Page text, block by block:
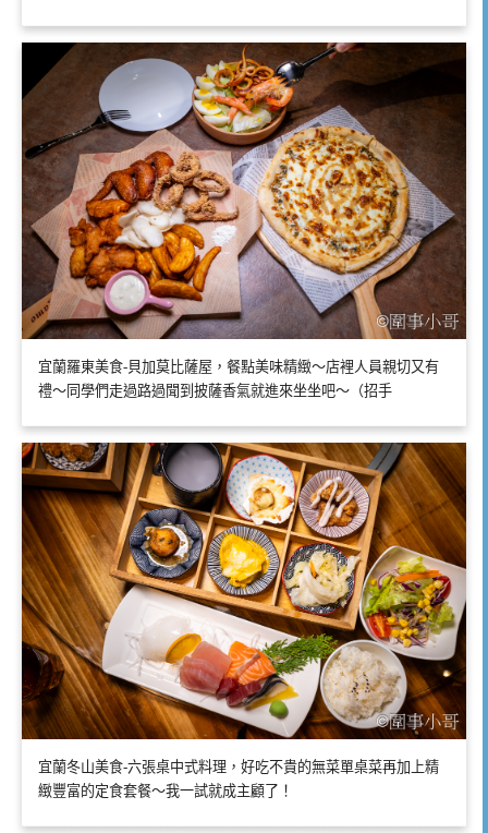
宜蘭羅東美食-貝加莫比薩屋，餐點美味精緻～店裡人員親切又有
禮～同學們走過路過聞到披薩香氣就進來坐坐吧～（招手
宜蘭冬山美食-六張桌中式料理，好吃不貴的無菜單桌菜再加上精
緻豐富的定食套餐～我一試就成主顧了！